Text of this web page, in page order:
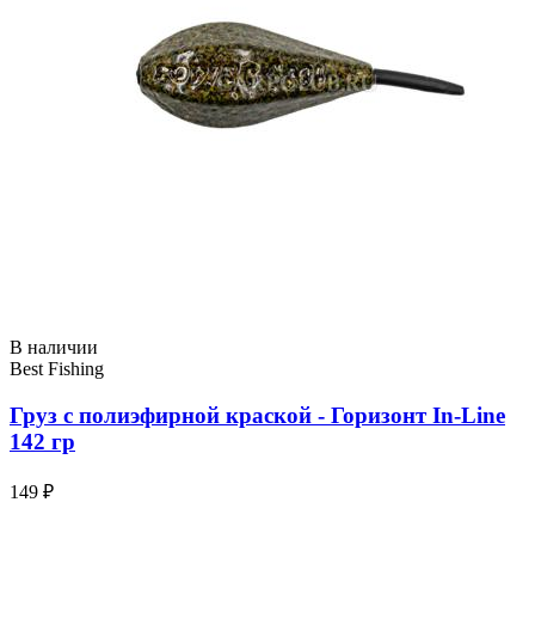
В наличии
Best Fishing
Груз с полиэфирной краской - Горизонт In-Line
142 гр
149 ₽